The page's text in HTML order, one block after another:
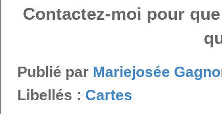
Contactez-moi pour
Publié par Mariejosée
Libellés : Cartes